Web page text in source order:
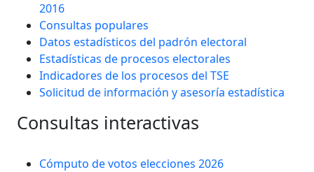
2016
Consultas populares
Datos estadísticos del padrón electoral
Estadísticas de procesos electorales
Indicadores de los procesos del TSE
Solicitud de información y asesoría estadística
Consultas interactivas
Cómputo de votos elecciones 2026(Se